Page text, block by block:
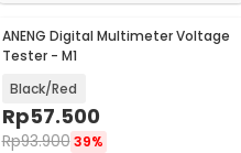
ANENG Digital Multimeter Voltage
Tester - M1
Black/Red
Rp57.500
Rp93.900 39%